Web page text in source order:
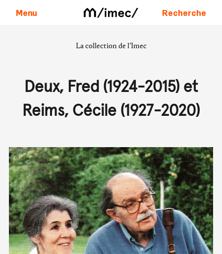
Menu Recherche
La collection de l’Imec
Deux, Fred (1924-2015) et
Reims, Cécile (1927-2020)